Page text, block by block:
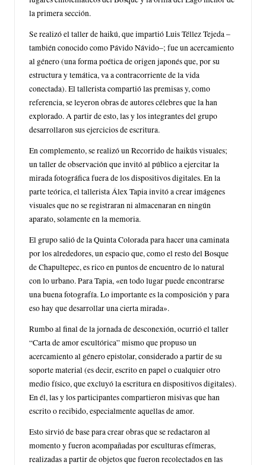
la primera sección.
Se realizó el taller de haikú, que impartió Luis Téllez Tejeda –
también conocido como Pávido Návido–; fue un acercamiento
al género (una forma poética de origen japonés que, por su
estructura y temática, va a contracorriente de la vida
conectada). El tallerista compartió las premisas y, como
referencia, se leyeron obras de autores célebres que la han
explorado. A partir de esto, las y los integrantes del grupo
desarrollaron sus ejercicios de escritura.
En complemento, se realizó un Recorrido de haikús visuales;
un taller de observación que invitó al público a ejercitar la
mirada fotográfica fuera de los dispositivos digitales. En la
parte teórica, el tallerista Álex Tapia invitó a crear imágenes
visuales que no se registraran ni almacenaran en ningún
aparato, solamente en la memoria.
El grupo salió de la Quinta Colorada para hacer una caminata
por los alrededores, un espacio que, como el resto del Bosque
de Chapultepec, es rico en puntos de encuentro de lo natural
con lo urbano. Para Tapia, «en todo lugar puede encontrarse
una buena fotografía. Lo importante es la composición y para
eso hay que desarrollar una cierta mirada».
Rumbo al final de la jornada de desconexión, ocurrió el taller
“Carta de amor escultórica” mismo que propuso un
acercamiento al género epistolar, considerado a partir de su
soporte material (es decir, escrito en papel o cualquier otro
medio físico, que excluyó la escritura en dispositivos digitales).
En él, las y los participantes compartieron misivas que han
escrito o recibido, especialmente aquellas de amor.
Esto sirvió de base para crear obras que se redactaron al
momento y fueron acompañadas por esculturas efímeras,
realizadas a partir de objetos que fueron recolectados en las